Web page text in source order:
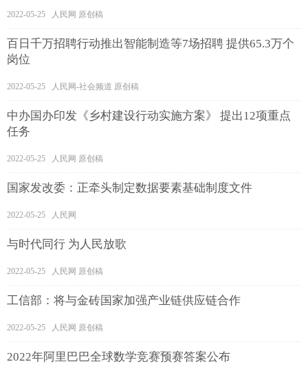
2022-05-25 人民网 原创稿
百日千万招聘行动推出智能制造等7场招聘 提供65.3万个
岗位
2022-05-25 人民网-社会频道 原创稿
中办国办印发《乡村建设行动实施方案》 提出12项重点
任务
2022-05-25 人民网 原创稿
国家发改委：正牵头制定数据要素基础制度文件
2022-05-25 人民网
与时代同行 为人民放歌
2022-05-25 人民网 原创稿
工信部：将与金砖国家加强产业链供应链合作
2022-05-25 人民网 原创稿
2022年阿里巴巴全球数学竞赛预赛答案公布